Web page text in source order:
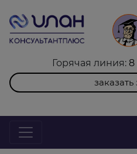
Горячая линия: 8